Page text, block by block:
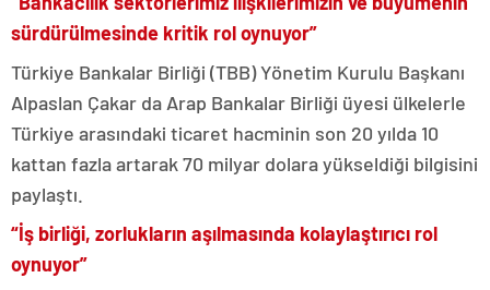
sürdürülmesinde kritik rol oynuyor”
Türkiye Bankalar Birliği (TBB) Yönetim Kurulu Başkanı
Alpaslan Çakar da Arap Bankalar Birliği üyesi ülkelerle
Türkiye arasındaki ticaret hacminin son 20 yılda 10
kattan fazla artarak 70 milyar dolara yükseldiği bilgisini
paylaştı.
“İş birliği, zorlukların aşılmasında kolaylaştırıcı rol
oynuyor”